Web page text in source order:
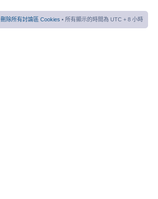
刪除所有討論區 Cookies • 所有顯示的時間為 UTC + 8 小時